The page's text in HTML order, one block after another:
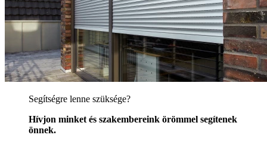
Segítségre lenne szüksége?
Hívjon minket és szakembereink örömmel segítenek
önnek.